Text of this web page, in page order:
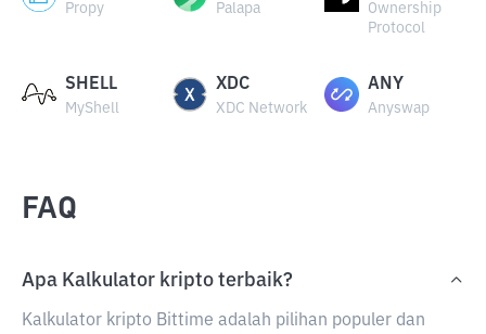
Propy Palapa
Ownership
Protocol
SHELL
MyShell
XDC
XDC Network
ANY
Anyswap
FAQ
Apa Kalkulator kripto terbaik?
Kalkulator kripto Bittime adalah pilihan populer dan